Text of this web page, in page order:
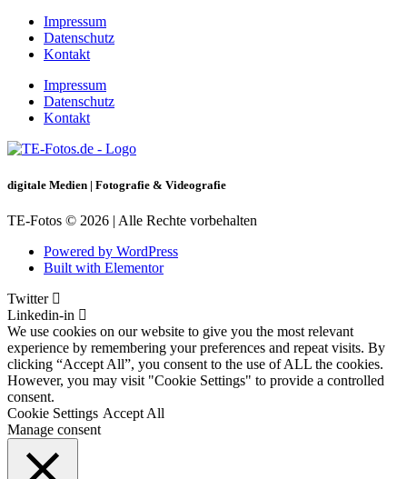
Impressum
Datenschutz
Kontakt
Impressum
Datenschutz
Kontakt
digitale Medien | Fotografie & Videografie
TE-Fotos © 2026 | Alle Rechte vorbehalten
Powered by WordPress
Built with Elementor
Twitter
Linkedin-in
We use cookies on our website to give you the most relevant
experience by remembering your preferences and repeat visits. By
clicking “Accept All”, you consent to the use of ALL the cookies.
However, you may visit "Cookie Settings" to provide a controlled
consent.
Cookie Settings Accept All
Manage consent